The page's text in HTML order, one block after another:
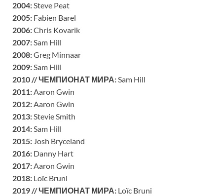
2004:Steve Peat
2005: Fabien Barel
2006:Chris Kovarik
2007:Sam Hill
2008:Greg Minnaar
2009:Sam Hill
2010 // ЧЕМПИОНАТ МИРА:Sam Hill
2011:Aaron Gwin
2012:Aaron Gwin
2013:Stevie Smith
2014:Sam Hill
2015: Josh Bryceland
2016: Danny Hart
2017:Aaron Gwin
2018: Loïc Bruni
2019 //ЧЕМПИОНАТ МИРА: Loïc Bruni